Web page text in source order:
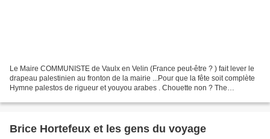
Le Maire COMMUNISTE de Vaulx en Velin (France peut-être ? ) fait lever le
drapeau palestinien au fronton de la mairie ...Pour que la fête soit complète
Hymne palestos de rigueur et youyou arabes . Chouette non ? The
Brice Hortefeux et les gens du voyage